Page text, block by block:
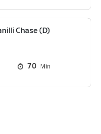
Chase (D)
70 Min